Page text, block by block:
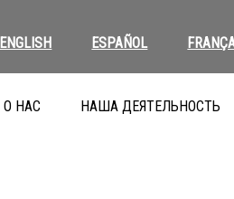
ENGLISH ESPAÑOL
О НАС НАША ДЕЯТЕЛЬНОСТЬ